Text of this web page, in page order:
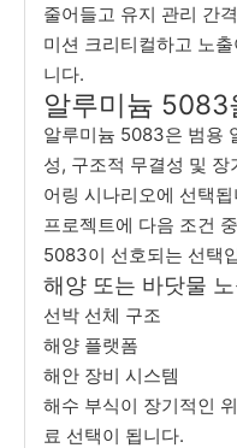
줄어들고 유지 관리 간
미션 크리티컬하고 노
니다.
알루미늄 5083
알루미늄 5083은 범용
성, 구조적 무결성 및
어링 시나리오에 선택됩
프로젝트에 다음 조건
5083이 선호되는 선택
해양 또는 바닷물
선박 선체 구조
해양 플랫폼
해안 장비 시스템
해수 부식이 장기적인
료 선택이 됩니다.